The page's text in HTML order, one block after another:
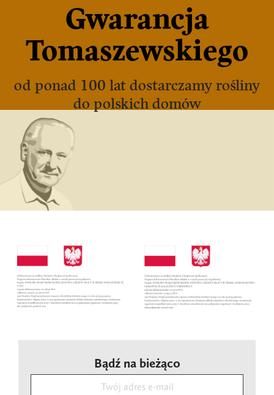
Gwarancja
Tomaszewskiego
od ponad 100 lat dostarczamy rośliny
do polskich domów
Bądź na bieżąco